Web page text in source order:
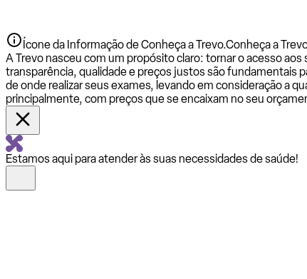
Ícone da Informação de Conheça a Trevo.Conheça a
A Trevo nasceu com um propósito claro: tornar o acesso
transparência, qualidade e preços justos são fundamentais
de onde realizar seus exames, levando em consideração a
principalmente, com preços que se encaixam no seu
Estamos aqui para atender às suas necessidades de saúde!